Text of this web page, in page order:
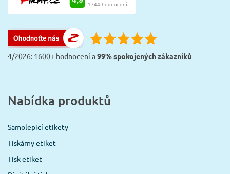
4/2026: 1600+ hodnocení a99% spokojených zákazníků
Nabídka produktů
Samolepicí etikety
Tiskárny etiket
Tisk etiket